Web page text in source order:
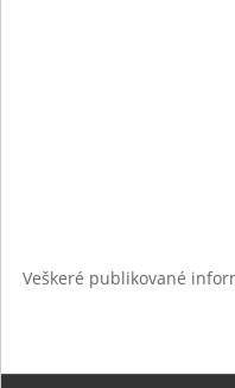
Veškeré publikované